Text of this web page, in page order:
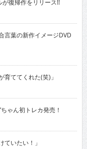
復帰作をリリース!!
葉の新作イメージDVD
ててくれた(笑)」
ゃん初トレカ発売！
いたい！」